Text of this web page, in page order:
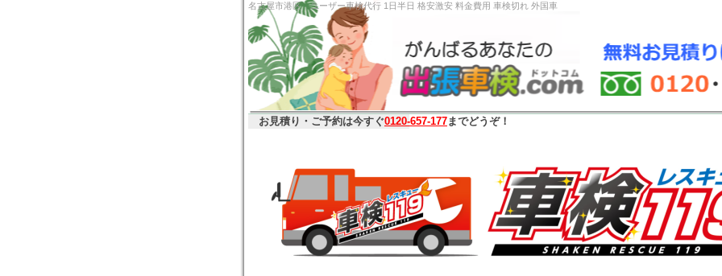
名古屋市港区 ユーザー車検代行 1日半日 格安激安 料金費用 車検切れ 外国
お見積り・ご予約は今すぐ0120-657-177までどうぞ！